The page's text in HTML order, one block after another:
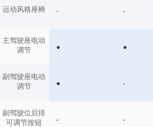
运动风格座椅
主驾驶座电动
调节
副驾驶座电动
调节
副驾驶位后排
可调节按钮
- -
● ●
● -
- -